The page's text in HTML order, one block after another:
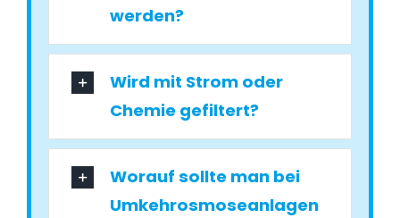
werden?
Wird mit Strom oder
Chemie gefiltert?
Worauf sollte man bei
Umkehrosmoseanlagen